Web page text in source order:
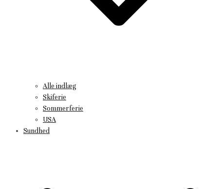
Alle indlæg
Skiferie
Sommerferie
USA
Sundhed